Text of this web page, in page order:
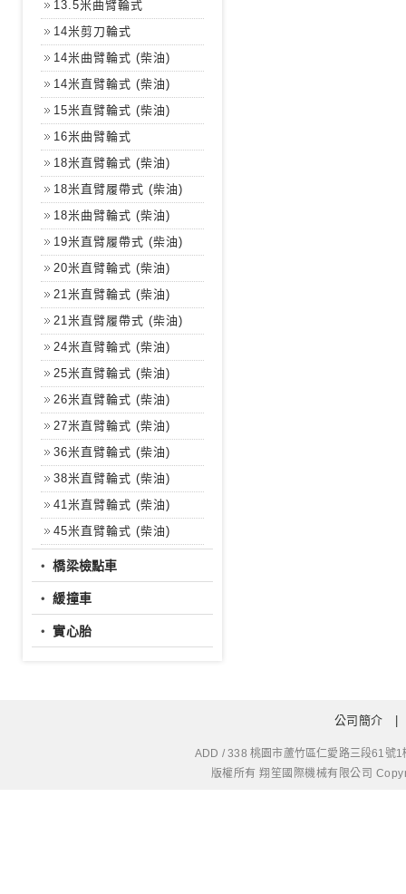
13.5米曲臂輪式
14米剪刀輪式
14米曲臂輪式 (柴油)
14米直臂輪式 (柴油)
15米直臂輪式 (柴油)
16米曲臂輪式
18米直臂輪式 (柴油)
18米直臂履帶式 (柴油)
18米曲臂輪式 (柴油)
19米直臂履帶式 (柴油)
20米直臂輪式 (柴油)
21米直臂輪式 (柴油)
21米直臂履帶式 (柴油)
24米直臂輪式 (柴油)
25米直臂輪式 (柴油)
26米直臂輪式 (柴油)
27米直臂輪式 (柴油)
36米直臂輪式 (柴油)
38米直臂輪式 (柴油)
41米直臂輪式 (柴油)
45米直臂輪式 (柴油)
‧橋梁檢點車
‧緩撞車
‧實心胎
公司簡介
ADD / 338 桃園市蘆竹區仁愛路三
版權所有 翔笙國際機械有限公司